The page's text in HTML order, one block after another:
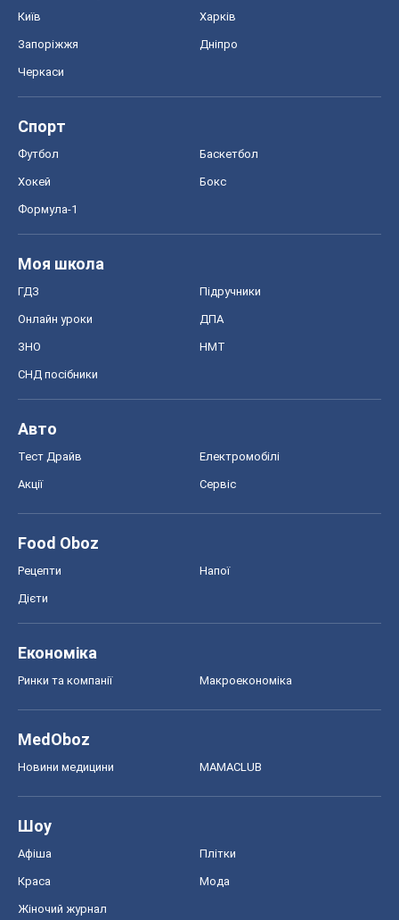
Київ Харків
Запоріжжя Дніпро
Черкаси
Спорт
Футбол Баскетбол
Хокей Бокс
Формула-1
Моя школа
ГДЗ Підручники
Онлайн уроки ДПА
ЗНО НМТ
СНД посібники
Авто
Тест Драйв Електромобілі
Акції Сервіс
Food Oboz
Рецепти Напої
Дієти
Економіка
Ринки та компанії Макроекономіка
MedOboz
Новини медицини MAMACLUB
Шоу
Афіша Плітки
Краса Мода
Жіночий журнал